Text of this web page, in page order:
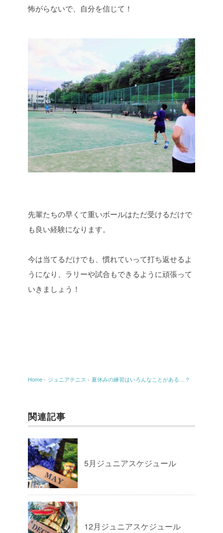
怖がらないで、自分を信じて！
先輩たちの早くて重いボールはただ受けるだけで
も良い経験になります。
今は当てるだけでも、慣れていって打ち返せるよ
うになり、ラリーや試合もできるように頑張って
いきましょう！
Home › ジュニアテニス › 夏休みの練習はいろんなことがある…？
関連記事
5月ジュニアスケジュール
12月ジュニアスケジュール